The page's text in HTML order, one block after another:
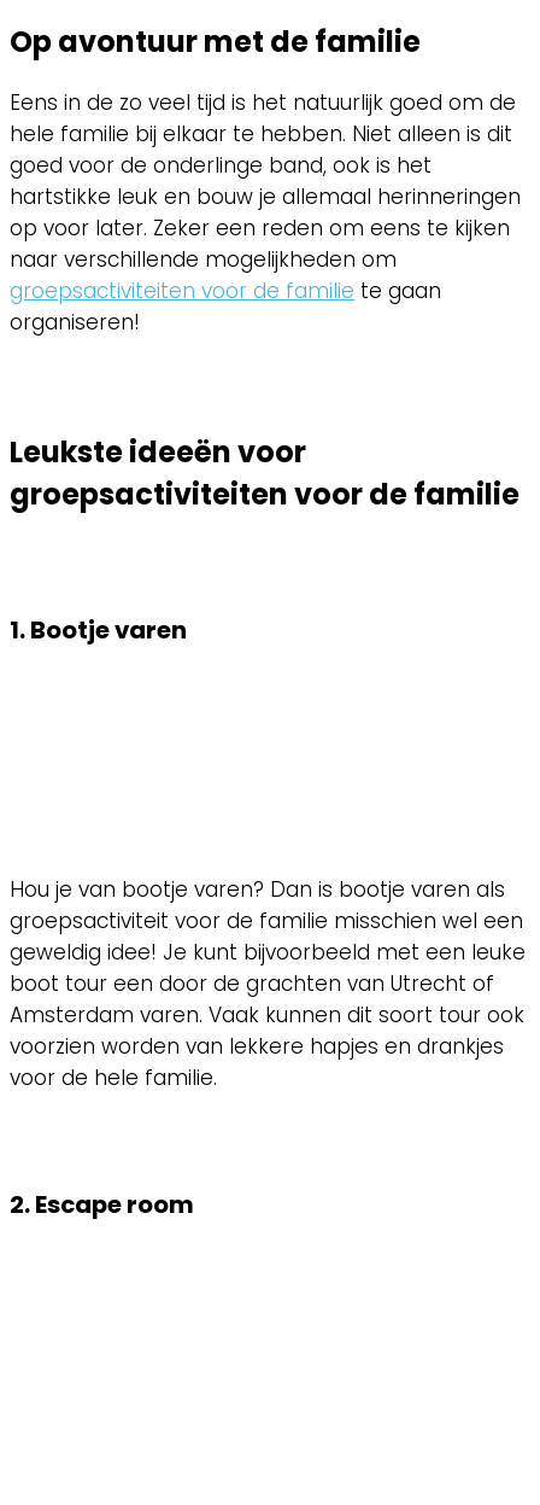
Op avontuur met de familie
Eens in de zo veel tijd is het natuurlijk goed om de
hele familie bij elkaar te hebben. Niet alleen is dit
goed voor de onderlinge band, ook is het
hartstikke leuk en bouw je allemaal herinneringen
op voor later. Zeker een reden om eens te kijken
naar verschillende mogelijkheden om
groepsactiviteiten voor de familie te gaan
organiseren!
Leukste ideeën voor
groepsactiviteiten voor de familie
1. Bootje varen
Hou je van bootje varen? Dan is bootje varen als
groepsactiviteit voor de familie misschien wel een
geweldig idee! Je kunt bijvoorbeeld met een leuke
boot tour een door de grachten van Utrecht of
Amsterdam varen. Vaak kunnen dit soort tour ook
voorzien worden van lekkere hapjes en drankjes
voor de hele familie.
2. Escape room